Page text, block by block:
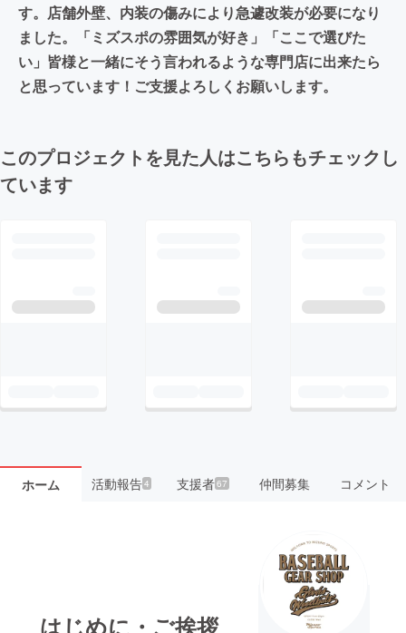
す。店舗外壁、内装の傷みにより急遽改装が必要になり
ました。「ミズスポの雰囲気が好き」「ここで選びた
い」皆様と一緒にそう言われるような専門店に出来たら
と思っています！ご支援よろしくお願いします。
このプロジェクトを見た人はこちらもチェックし
ています
ホーム 活動報告4 支援者67 仲間募集 コメント
はじめに・ご挨拶